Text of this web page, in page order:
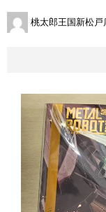
桃太郎王国新松戸